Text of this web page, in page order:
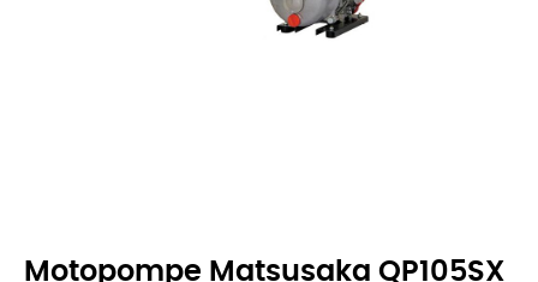
Motopompe Matsusaka QP105SX